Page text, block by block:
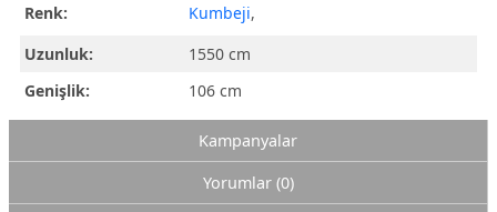
Renk:
Kumbeji,
Uzunluk:
1550 cm
Genişlik:
106 cm
Kampanyalar
Yorumlar (0)